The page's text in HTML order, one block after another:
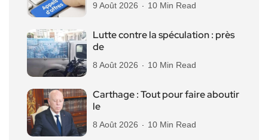
9 Août 2026 10 Min Read
Lutte contre la spéculation : près
de
8 Août 2026 10 Min Read
Carthage : Tout pour faire aboutir
le
8 Août 2026 10 Min Read